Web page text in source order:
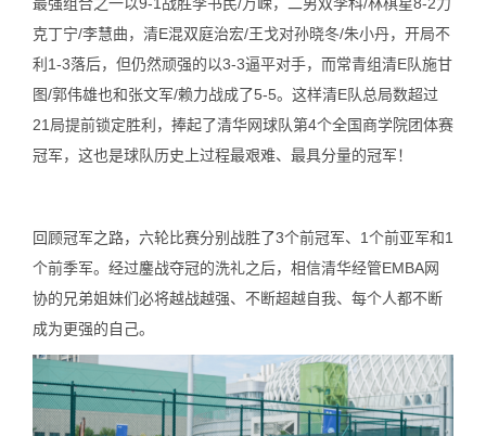
克丁宁/李慧曲，清E混双庭治宏/王戈对孙晓冬/朱小丹，开局不
利1-3落后，但仍然顽强的以3-3逼平对手，而常青组清E队施甘
图/郭伟雄也和张文军/赖力战成了5-5。这样清E队总局数超过
21局提前锁定胜利，捧起了清华网球队第4个全国商学院团体赛
冠军，这也是球队历史上过程最艰难、最具分量的冠军！
回顾冠军之路，六轮比赛分别战胜了3个前冠军、1个前亚军和1
个前季军。经过鏖战夺冠的洗礼之后，相信清华经管EMBA网
协的兄弟姐妹们必将越战越强、不断超越自我、每个人都不断
成为更强的自己。